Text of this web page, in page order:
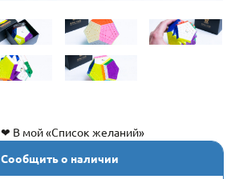
❤ В мой «Список желаний»
Сообщить о наличии